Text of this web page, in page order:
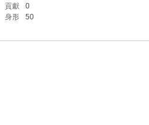
貢獻 0
身形 50